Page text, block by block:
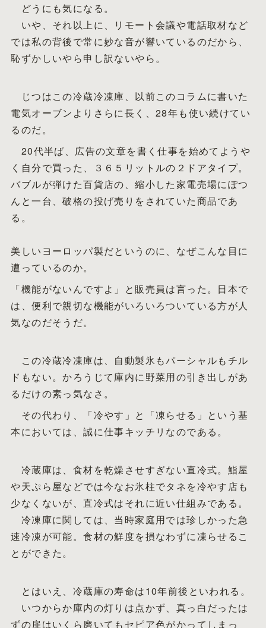
どうにも気になる。
いや、それ以上に、リモート会議や電話取材など
では私の背後で常に妙な音が響いているのだから、
恥ずかしいやら申し訳ないやら。
じつはこの冷蔵冷凍庫、以前このコラムに書いた
電気オーブンよりさらに長く、28年も使い続けてい
るのだ。
20代半ば、広告の文章を書く仕事を始めてようや
く自分で買った、３６５リットルの２ドアタイプ。
バブルが弾けた百貨店の、縮小した家電売場にぽつ
んと一台、破格の投げ売りをされていた商品であ
る。
美しいヨーロッパ製だというのに、なぜこんな目に
遭っているのか。
「機能がないんですよ」と販売員は言った。日本で
は、便利で親切な機能がいろいろついている方が人
気なのだそうだ。
この冷蔵冷凍庫は、自動製氷もパーシャルもチル
ドもない。かろうじて庫内に野菜用の引き出しがあ
るだけの素っ気なさ。
その代わり、「冷やす」と「凍らせる」という基
本においては、誠に仕事キッチリなのである。
冷蔵庫は、食材を乾燥させすぎない直冷式。鮨屋
や天ぷら屋などでは今なお氷柱でタネを冷やす店も
少なくないが、直冷式はそれに近い仕組みである。
冷凍庫に関しては、当時家庭用では珍しかった急
速冷凍が可能。食材の鮮度を損なわずに凍らせるこ
とができた。
とはいえ、冷蔵庫の寿命は10年前後といわれる。
いつからか庫内の灯りは点かず、真っ白だったは
ずの扉はいくら磨いてもセピア色がかってしまっ